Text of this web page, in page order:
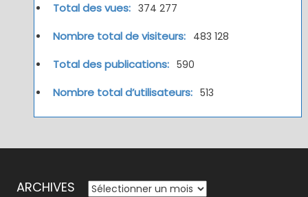
Total des vues: 374 277
Nombre total de visiteurs: 483 128
Total des publications: 590
Nombre total d’utilisateurs: 513
ARCHIVES ARCHIVES